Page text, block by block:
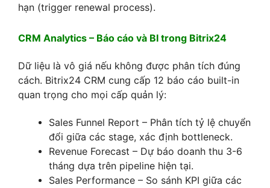
hạn (trigger renewal process).
CRM Analytics – Báo cáo và BI trong Bitrix24
Dữ liệu là vô giá nếu không được phân tích đúng
cách. Bitrix24 CRM cung cấp 12 báo cáo built-in
quan trọng cho mọi cấp quản lý:
Sales Funnel Report – Phân tích tỷ lệ chuyển
đổi giữa các stage, xác định bottleneck.
Revenue Forecast – Dự báo doanh thu 3-6
tháng dựa trên pipeline hiện tại.
Sales Performance – So sánh KPI giữa các